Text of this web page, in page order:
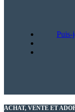
Puis-
ACHAT, VENTE ET